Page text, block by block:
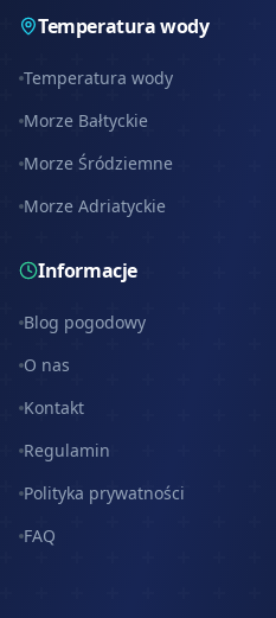
Temperatura wody
Temperatura wody
Morze Bałtyckie
Morze Śródziemne
Morze Adriatyckie
Informacje
Blog pogodowy
O nas
Kontakt
Regulamin
Polityka prywatności
FAQ